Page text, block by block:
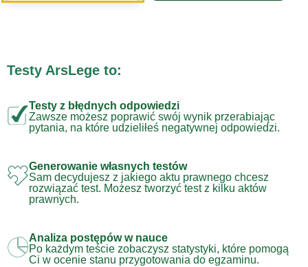
Testy ArsLege to:
Testy z błędnych odpowiedzi
Zawsze możesz poprawić swój wynik przerabiając
pytania, na które udzieliłeś negatywnej odpowiedzi.
Generowanie własnych testów
Sam decydujesz z jakiego aktu prawnego chcesz
rozwiązać test. Możesz tworzyć test z kilku aktów
prawnych.
Analiza postępów w nauce
Po każdym teście zobaczysz statystyki, które pomogą
Ci w ocenie stanu przygotowania do egzaminu.